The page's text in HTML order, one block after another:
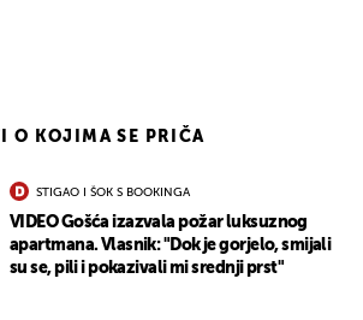
O KOJIMA SE PRIČA
STIGAO I ŠOK S BOOKINGA
VIDEO Gošća izazvala požar luksuznog
apartmana. Vlasnik: "Dok je gorjelo, smijali
su se, pili i pokazivali mi srednji prst"